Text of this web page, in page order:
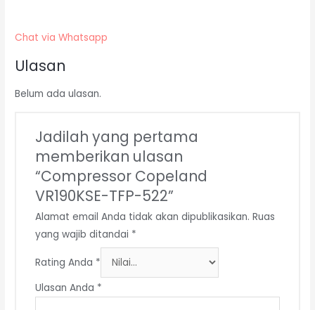
Chat via Whatsapp
Ulasan
Belum ada ulasan.
Jadilah yang pertama
memberikan ulasan
“Compressor Copeland
VR190KSE-TFP-522”
Alamat email Anda tidak akan dipublikasikan. Ruas
yang wajib ditandai *
Rating Anda *
Ulasan Anda *